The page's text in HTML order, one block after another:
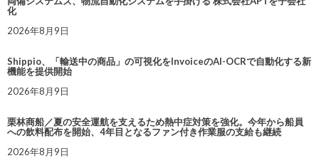
化
2026年8月9日
Shippio、「輸送中の商品」の可視化をInvoiceのAI-OCRで自動化する新
機能を提供開始
2026年8月9日
栗林商船／夏の安全運航を支えるため熱中症対策を強化。今年から船員
への飲料配布を開始、4年目となるファン付き作業服の支給も継続
2026年8月9日